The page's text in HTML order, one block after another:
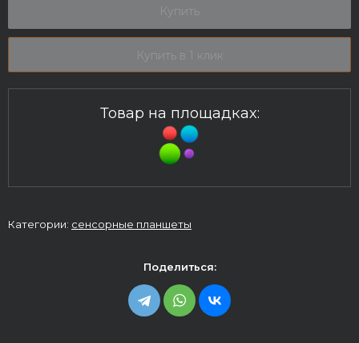
Купить
Купить в 1 клик
Товар на площадках:
Категории: сенсорные планшеты
Поделиться: